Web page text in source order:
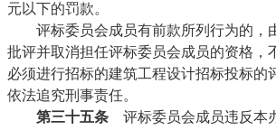
元以下的罚款。
评标委员会成员有前款所列行为的，
批评并取消担任评标委员会成员的资格，
必须进行招标的建筑工程设计招标投标的
依法追究刑事责任。
第三十五条 评标委员会成员违反本